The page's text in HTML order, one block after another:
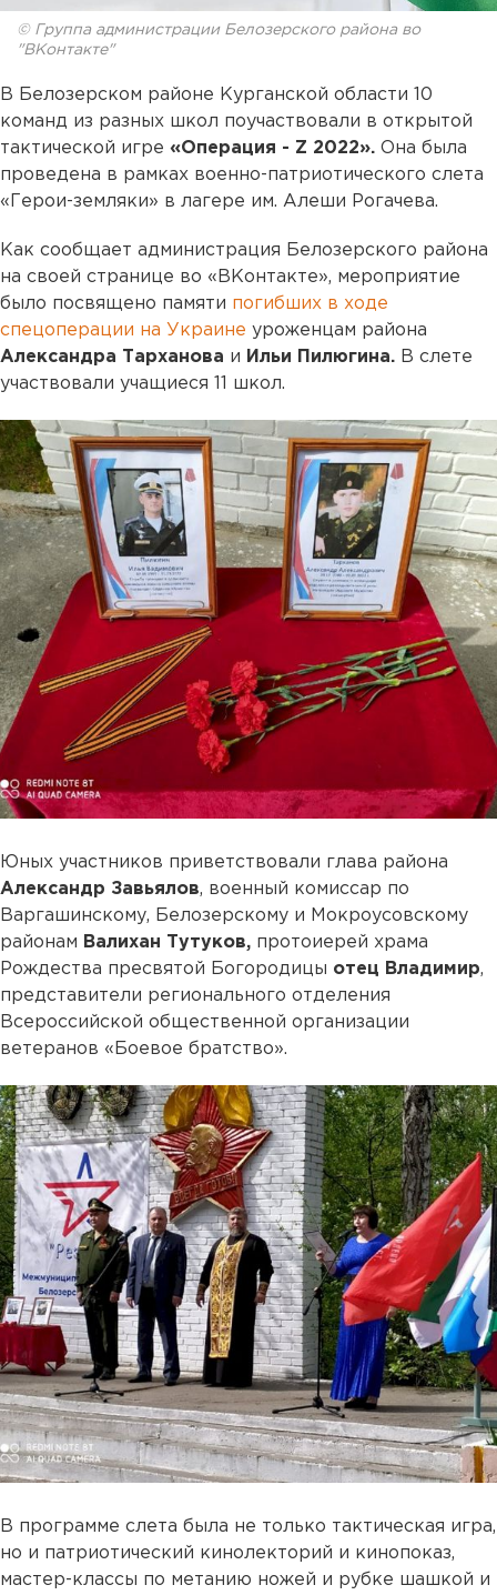
© Группа администрации Белозерского района во
"ВКонтакте"
В Белозерском районе Курганской области 10
команд из разных школ поучаствовали в открытой
тактической игре «Операция - Z 2022». Она была
проведена в рамках военно-патриотического слета
«Герои-земляки» в лагере им. Алеши Рогачева.
Как сообщает администрация Белозерского района
на своей странице во «ВКонтакте», мероприятие
было посвящено памяти погибших в ходе
спецоперации на Украине уроженцам района
Александра Тарханова и Ильи Пилюгина. В слете
участвовали учащиеся 11 школ.
Юных участников приветствовали глава района
Александр Завьялов, военный комиссар по
Варгашинскому, Белозерскому и Мокроусовскому
районам Валихан Тутуков, протоиерей храма
Рождества пресвятой Богородицы отец Владимир,
представители регионального отделения
Всероссийской общественной организации
ветеранов «Боевое братство».
В программе слета была не только тактическая игра,
но и патриотический кинолекторий и кинопоказ,
мастер-классы по метанию ножей и рубке шашкой и